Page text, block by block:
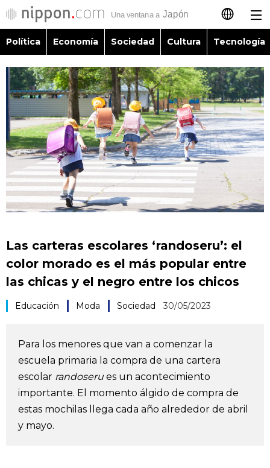
日本語
English
简体字
繁體字
Français
العربية
Política
Economía
Sociedad
Tecnología
Vida
Vídeos e imágenes
En profundidad
Más
Política Economía Sociedad Cultura Tecnología
Las carteras escolares ‘randoseru’: el
color morado es el más popular entre
las chicas y el negro entre los chicos
Educación Moda Sociedad 30/05/2023
Para los menores que van a comenzar la
escuela primaria la compra de una cartera
escolar randoserues un acontecimiento
importante. El momento álgido de compra de
estas mochilas llega cada año alrededor de abril
y mayo.